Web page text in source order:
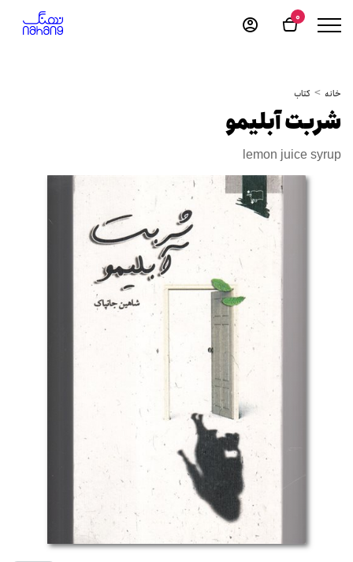
0
خانه کتاب
شربت آبلیمو
lemon juice syrup